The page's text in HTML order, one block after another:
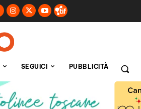
SEGUICI PUBBLICITÀ